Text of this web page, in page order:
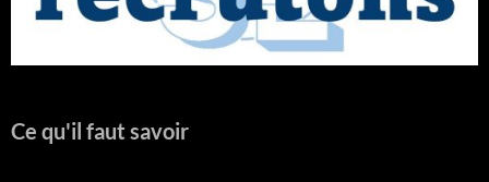
Ce qu'il faut savoir